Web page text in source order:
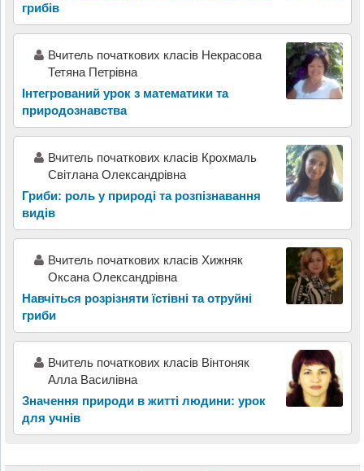
грибів
Вчитель початкових класів Некрасова
Тетяна Петрівна
Інтегрований урок з математики та
природознавства
Вчитель початкових класів Крохмаль
Світлана Олександрівна
Гриби: роль у природі та розпізнавання
видів
Вчитель початкових класів Хижняк
Оксана Олександрівна
Навчіться розрізняти їстівні та отруйні
гриби
Вчитель початкових класів Вінтоняк
Алла Василівна
Значення природи в житті людини: урок
для учнів